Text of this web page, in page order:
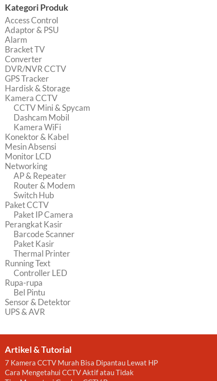
Kategori Produk
Access Control
Adaptor & PSU
Alarm
Bracket TV
Converter
DVR/NVR CCTV
GPS Tracker
Hardisk & Storage
Kamera CCTV
CCTV Mini & Spycam
Dashcam Mobil
Kamera WiFi
Konektor & Kabel
Mesin Absensi
Monitor LCD
Networking
AP & Repeater
Router & Modem
Switch Hub
Paket CCTV
Paket IP Camera
Perangkat Kasir
Barcode Scanner
Paket Kasir
Thermal Printer
Running Text
Controller LED
Rupa-rupa
Bel Pintu
Sensor & Detektor
UPS & AVR
Artikel & Tutorial
7 Kamera CCTV Murah Bisa Dipantau Lewat HP
Cara Mengetahui CCTV Aktif atau Tidak